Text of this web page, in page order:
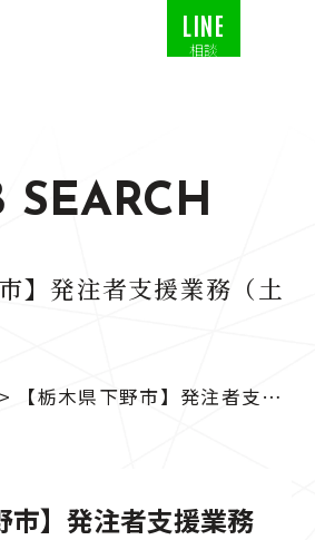
LINE
相談
SEARCH
】発注者支援業務（土
> 【栃木県下野市】発注者支援
市】発注者支援業務